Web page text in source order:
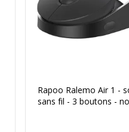
Rapoo Ralemo Air 1 -
sans fil - 3 boutons -